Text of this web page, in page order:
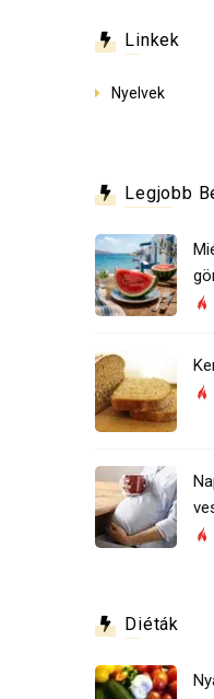
Linkek
Nyelvek
Legjobb
Diéták